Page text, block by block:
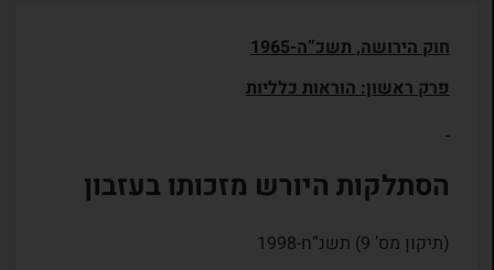
חוק הירושה, תשכ”ה-1965
פרק ראשון: הוראות כלליות
הסתלקות היורש מזכותו בעזבון
(תיקון מס’ 9) תשנ”ח-1998